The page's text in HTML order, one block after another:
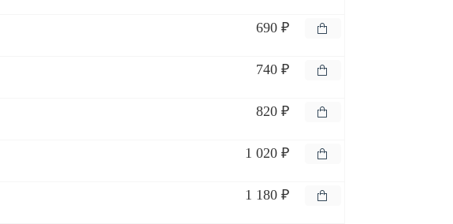
690 ₽
740 ₽
820 ₽
1 020 ₽
1 180 ₽